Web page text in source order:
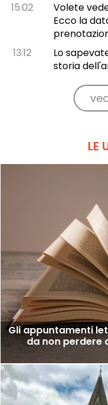
15:02
Volete
Ecco la
13:12
Lo
storia
LE
Gli appuntamenti
da non perdere